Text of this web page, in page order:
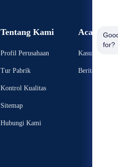
Tentang Kami
Profil Perusahaan
Tur Pabrik
Kontrol Kualitas
Sitemap
Hubungi Kami
Acara
Kasus-Kasus
Berita
for?